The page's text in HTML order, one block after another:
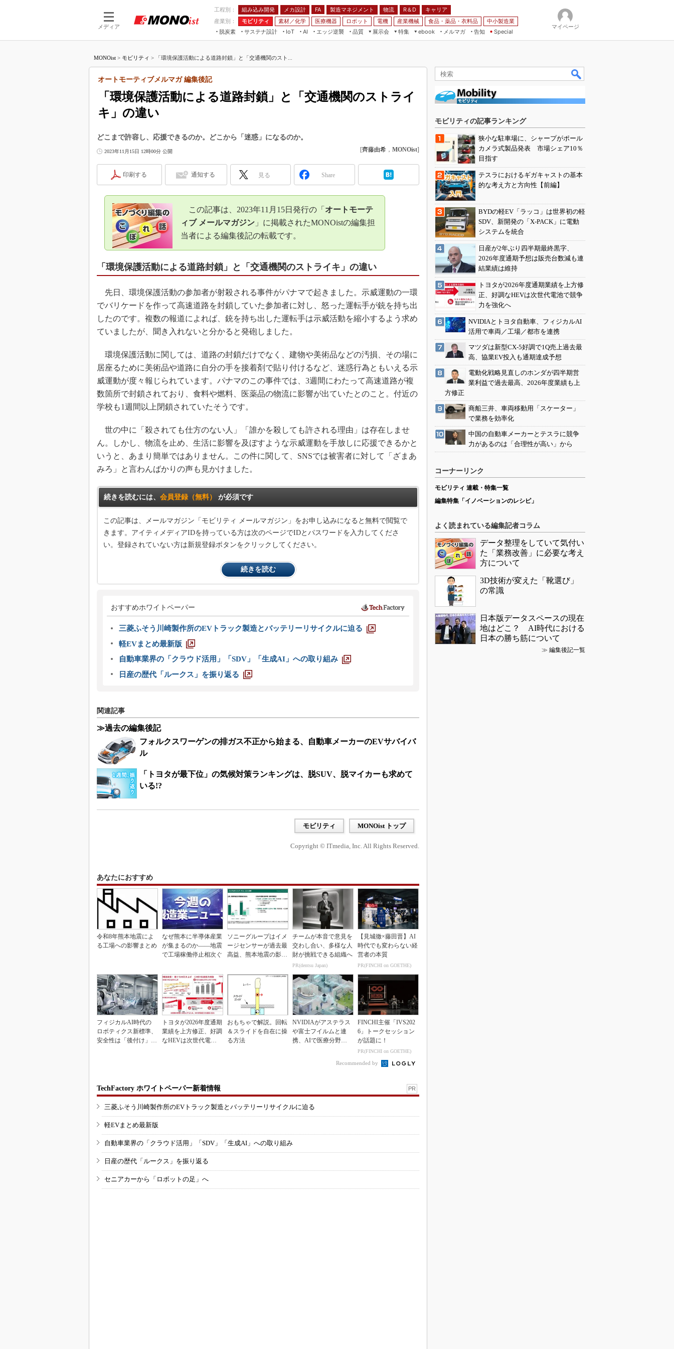
メディア
工程別： 組み込み開発 メカ設計 FA 製造マネジメント 物流 R＆D
キャリア
産業別：
モビリティ 素材／化学 医療機器 ロボット 電機 産業機械 食品・薬品・衣料品
中小製造業
脱炭素
サステナ設計
IoT
つながる工場
つながるサービス
AI
AI×設備保全
Physical AI
エッジ逆襲 品質
展示会
JIMTOF
IIFES
TECHNO-FRONTIER
スマート工場EXPO
AUTOMOTIVE WORLD
産業オープンネット展
特集
VR／AR
フィールドサービス
組み込み画像技術
Windows Embedded
車載ソフト開発
ISO26262
無償設計ツール
3Dプリンタ
インダストリー4.0
イノベーション
製造業ビッグデータ
メイドインジャパン
知財マネジメント
海外生産
グローバル設計・開発
制御セキュリティ
ebook
FA
モビリティ
メルマガ
告知 Special
マイページ
MONOist > モビリティ > 「環境保護活動による道路封鎖」と「交通機関のスト...
「環境保護活動による道路封鎖」と「交通機関のストライ
キ」の違い
オートモーティブメルマガ 編集後記
どこまで許容し、応援できるのか。どこから「迷惑」になるのか。
2023年11月15日 12時00分 公開 [齊藤由希 ， MONOist]
印刷する 通知する 見る Share
この記事は、2023年11月15日発行の「 オートモーテ
ィブ メールマガジン 」に掲載されたMONOistの編集担
当者による編集後記の転載です。
「環境保護活動による道路封鎖」と「交通機関のストライキ」の違い
先日、環境保護活動の参加者が射殺される事件がパナマで起きました。示威運動の一環
でバリケードを作って高速道路を封鎖していた参加者に対し、怒った運転手が銃を持ち出
したのです。複数の報道によれば、銃を持ち出した運転手は示威活動を縮小するよう求め
ていましたが、聞き入れないと分かると発砲しました。
環境保護活動に関しては、道路の封鎖だけでなく、建物や美術品などの汚損、その場に
居座るために美術品や道路に自分の手を接着剤で貼り付けるなど、迷惑行為ともいえる示
威運動が度々報じられています。パナマのこの事件では、3週間にわたって高速道路が複
数箇所で封鎖されており、食料や燃料、医薬品の物流に影響が出ていたとのこと。付近の
学校も1週間以上閉鎖されていたそうです。
世の中に「殺されても仕方のない人」「誰かを殺しても許される理由」は存在しませ
ん。しかし、物流を止め、生活に影響を及ぼすような示威運動を手放しに応援できるかと
いうと、あまり簡単ではありません。この件に関して、SNSでは被害者に対して「ざまあ
みろ」と言わんばかりの声も見かけました。
続きを読むには、 会員登録（無料） が必須です
この記事は、メールマガジン「モビリティ メールマガジン」をお申し込みになると無料で閲覧で
きます。アイティメディアIDを持っている方は次のページでIDとパスワードを入力してくださ
い。登録されていない方は新規登録ボタンをクリックしてください。
続きを読む
おすすめホワイトペーパー
三菱ふそう川崎製作所のEVトラック製造とバッテリーリサイクルに迫る
軽EVまとめ最新版
自動車業界の「クラウド活用」「SDV」「生成AI」への取り組み
日産の歴代「ルークス」を振り返る
関連記事
≫過去の編集後記
フォルクスワーゲンの排ガス不正から始まる、自動車メーカーのEVサバイバ
ル
「トヨタが最下位」の気候対策ランキングは、脱SUV、脱マイカーも求めて
いる!?
モビリティ MONOist トップ
Copyright © ITmedia, Inc. All Rights Reserved.
あなたにおすすめ
令和8年熊本地震によ
る工場への影響まとめ
なぜ熊本に半導体産業
が集まるのか――地震
で工場稼働停止相次ぐ
ソニーグループはイメ
ージセンサーが過去最
高益、熊本地震の影響
チームが本音で意見を
交わし合い、多様な人
財が挑戦できる組織へ
PR(dentsu Japan)
【見城徹×藤田晋】AI
時代でも変わらない経
営者の本質
PR(FINCHI on GOETHE)
フィジカルAI時代の
ロボティクス新標準、
安全性は「後付け」で
トヨタが2026年度通期
業績を上方修正、好調
なHEVは次世代電池
おもちゃで解説。回転
＆スライドを自在に操
る方法
NVIDIAがアステラス
や富士フイルムと連
携、AIで医療分野支
FINCHI主催「IVS202
6」トークセッション
が話題に！
PR(FINCHI on GOETHE)
Recommended by
TechFactory ホワイトペーパー新着情報 PR
三菱ふそう川崎製作所のEVトラック製造とバッテリーリサイクルに迫る
軽EVまとめ最新版
自動車業界の「クラウド活用」「SDV」「生成AI」への取り組み
日産の歴代「ルークス」を振り返る
セニアカーから「ロボットの足」へ
モビリティの記事ランキング
狭小な駐車場に、シャープがポール
カメラ式製品発表 市場シェア10％
目指す
テスラにおけるギガキャストの基本
的な考え方と方向性【前編】
BYDの軽EV「ラッコ」は世界初の軽
SDV、新開発の「X-PACK」に電動
システムを統合
日産が2年ぶり四半期最終黒字、
2026年度通期予想は販売台数減も連
結業績は維持
トヨタが2026年度通期業績を上方修
正、好調なHEVは次世代電池で競争
力を強化へ
NVIDIAとトヨタ自動車、フィジカルAI
活用で車両／工場／都市を連携
マツダは新型CX-5好調で1Q売上過去最
高、協業EV投入も通期達成予想
電動化戦略見直しのホンダが四半期営
業利益で過去最高、2026年度業績も上
方修正
商船三井、車両移動用「スケーター」
で業務を効率化
中国の自動車メーカーとテスラに競争
力があるのは「合理性が高い」から
コーナーリンク
モビリティ 連載・特集一覧
編集特集「イノベーションのレシピ」
よく読まれている編集記者コラム
データ整理をしていて気付い
た「業務改善」に必要な考え
方について
3D技術が変えた「靴選び」
の常識
日本版データスペースの現在
地はどこ？ AI時代における
日本の勝ち筋について
≫ 編集後記一覧